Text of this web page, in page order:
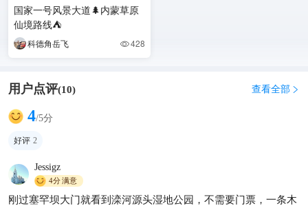
国家一号风景大道🌲内蒙草原
仙境路线⛺️
科德角岳飞 428
用户点评(10) 查看全部 
4/5分
好评 2
Jessigz
4分满意
刚过塞罕坝大门就看到滦河源头湿地公园，不需要门票，一条木